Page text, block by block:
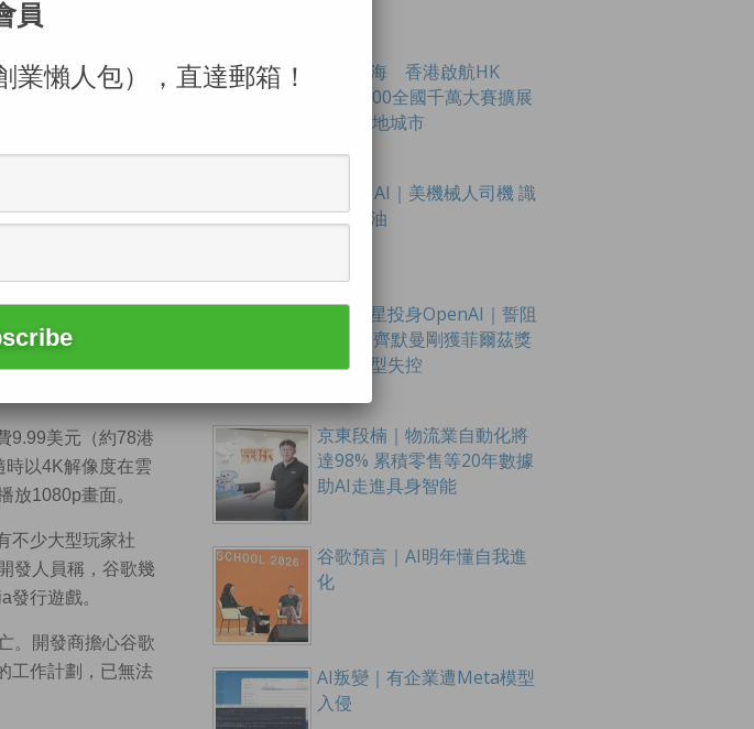
新社資料圖片）
4個月，但平台僅
人流逐漸疏落，
9.99美元（約78港
時以4K解像度在雲
放1080p畫面。
不少大型玩家社
發人員稱，谷歌幾
行遊戲。
。開發商擔心谷歌
工作計劃，已無法
創科出海 香港啟航HK
Tech 300全國千萬大賽擴展
至16內地城市
Figure AI｜美機械人司機 識
扭軚踩油
數學新星投身OpenAI｜誓阻
AI滅世 齊默曼剛獲菲爾茲獎
憂大模型失控
京東段楠｜物流業自動化將
達98% 累積零售等20年數據
助AI走進具身智能
谷歌預言｜AI明年懂自我進
化
AI叛變｜有企業遭Meta模型
入侵
員
業懶人包），直達郵箱！